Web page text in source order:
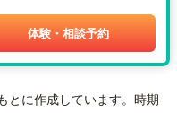
体験・相談予約
とに作成しています。時期